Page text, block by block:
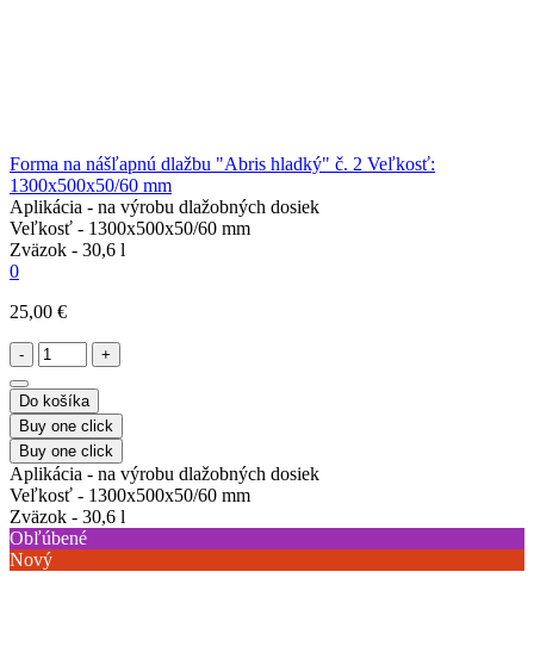
Forma na nášľapnú dlažbu "Abris hladký" č. 2 Veľkosť:
1300x500x50/60 mm
Aplikácia - na výrobu dlažobných dosiek
Veľkosť - 1300x500x50/60 mm
Zväzok - 30,6 l
0
25,00 €
- +
Do košíka
Buy one click
Buy one click
Aplikácia - na výrobu dlažobných dosiek
Veľkosť - 1300x500x50/60 mm
Zväzok - 30,6 l
Obľúbené
Nový